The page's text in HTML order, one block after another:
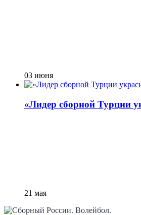
03 июня
«Лидер сборной Турции
21 мая